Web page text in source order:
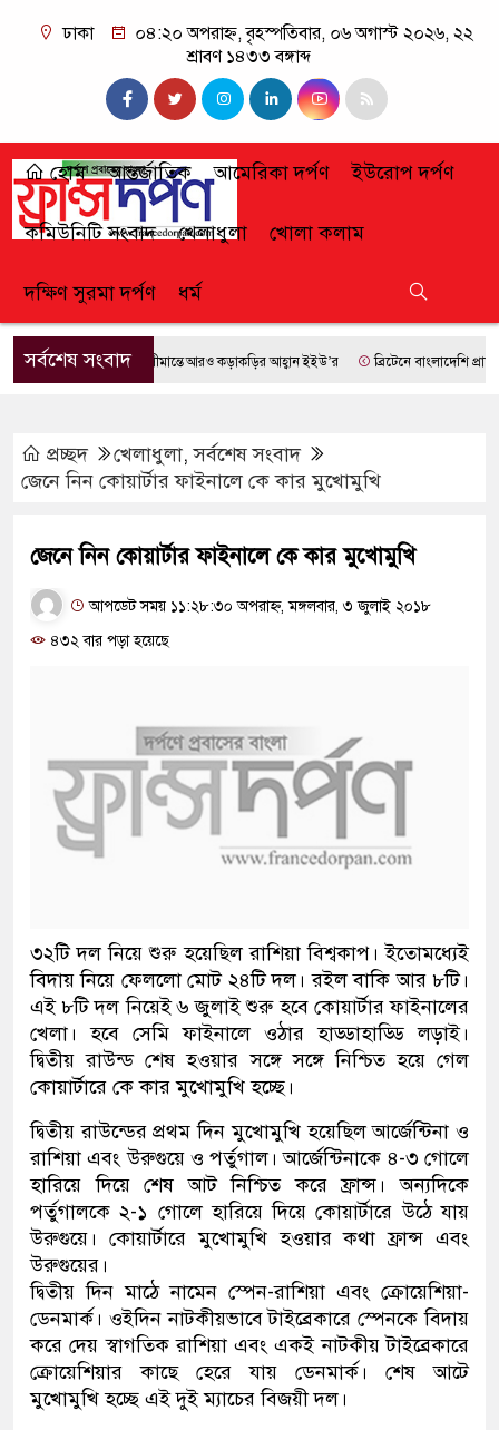
ঢাকা
০৪:২০ অপরাহ্ন, বৃহস্পতিবার, ০৬ অগাস্ট ২০২৬, ২২
শ্রাবণ ১৪৩৩ বঙ্গাব্দ
হোম আন্তর্জাতিক আমেরিকা দর্পণ ইউরোপ দর্পণ
কমিউনিটি সংবাদ খেলাধুলা খোলা কলাম
দক্ষিণ সুরমা দর্পণ ধর্ম
সর্বশেষ সংবাদসীমান্তে আরও কড়াকড়ির আহ্বান ইইউ’র ব্রিটেনে বাংলাদেশি প্রায় ৭
প্রচ্ছদ খেলাধুলা,সর্বশেষ সংবাদ
জেনে নিন কোয়ার্টার ফাইনালে কে কার মুখোমুখি
জেনে নিন কোয়ার্টার ফাইনালে কে কার মুখোমুখি
আপডেট সময় ১১:২৮:৩০ অপরাহ্ন, মঙ্গলবার, ৩ জুলাই ২০১৮
৪৩২ বার পড়া হয়েছে
৩২টি দল নিয়ে শুরু হয়েছিল রাশিয়া বিশ্বকাপ। ইতোমধ্যেই
বিদায় নিয়ে ফেললো মোট ২৪টি দল। রইল বাকি আর ৮টি।
এই ৮টি দল নিয়েই ৬ জুলাই শুরু হবে কোয়ার্টার ফাইনালের
খেলা। হবে সেমি ফাইনালে ওঠার হাড্ডাহাড্ডি লড়াই।
দ্বিতীয় রাউন্ড শেষ হওয়ার সঙ্গে সঙ্গে নিশ্চিত হয়ে গেল
কোয়ার্টারে কে কার মুখোমুখি হচ্ছে।
দ্বিতীয় রাউন্ডের প্রথম দিন মুখোমুখি হয়েছিল আর্জেন্টিনা ও
রাশিয়া এবং উরুগুয়ে ও পর্তুগাল। আর্জেন্টিনাকে ৪-৩ গোলে
হারিয়ে দিয়ে শেষ আট নিশ্চিত করে ফ্রান্স। অন্যদিকে
পর্তুগালকে ২-১ গোলে হারিয়ে দিয়ে কোয়ার্টারে উঠে যায়
উরুগুয়ে। কোয়ার্টারে মুখোমুখি হওয়ার কথা ফ্রান্স এবং
উরুগুয়ের।
দ্বিতীয় দিন মাঠে নামেন স্পেন-রাশিয়া এবং ক্রোয়েশিয়া-
ডেনমার্ক। ওইদিন নাটকীয়ভাবে টাইব্রেকারে স্পেনকে বিদায়
করে দেয় স্বাগতিক রাশিয়া এবং একই নাটকীয় টাইব্রেকারে
ক্রোয়েশিয়ার কাছে হেরে যায় ডেনমার্ক। শেষ আটে
মুখোমুখি হচ্ছে এই দুই ম্যাচের বিজয়ী দল।